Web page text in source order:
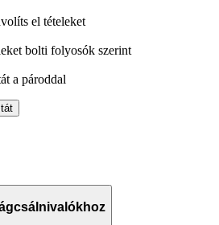
el tételeket
bolti folyosók szerint
a pároddal